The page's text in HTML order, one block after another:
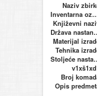
Naziv
Književni
Materijal
Tehnika
Broj
Opis